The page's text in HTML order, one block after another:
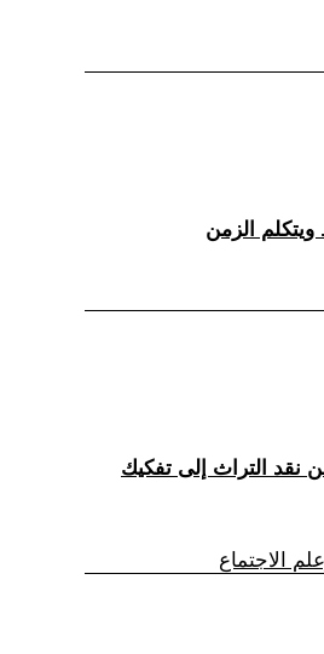
المقدس 7 : من نقد التراث إلى تفكيك
الاجتماع